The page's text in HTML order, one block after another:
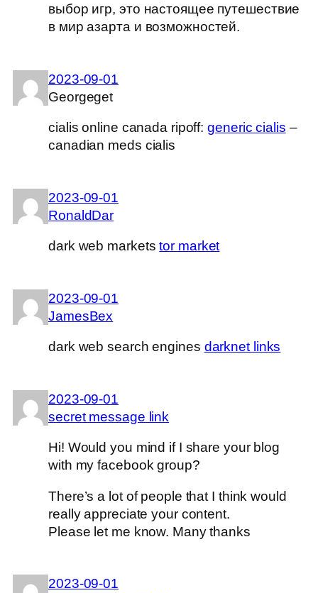
выбор игр, это настоящее путешествие
в мир азарта и возможностей.
2023-09-01
Georgeget
cialis online canada ripoff:generic cialis –
canadian meds cialis
2023-09-01
RonaldDar
dark web marketstor market
2023-09-01
JamesBex
dark web search engines darknet links
2023-09-01
secret message link
Hi! Would you mind if I share your blog
with my facebook group?
There’s a lot of people that I think would
really appreciate your content.
Please let me know. Many thanks
2023-09-01